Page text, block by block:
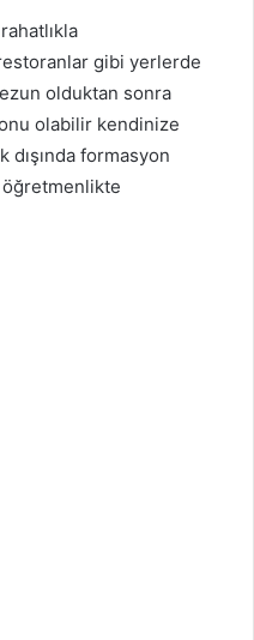
gibi yerlerde
olduktan sonra
olabilir kendinize
dışında formasyon
öğretmenlikte